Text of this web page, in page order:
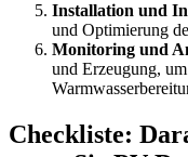
Installation und
und Optimierung
Monitoring und
und Erzeugung,
Checkliste: